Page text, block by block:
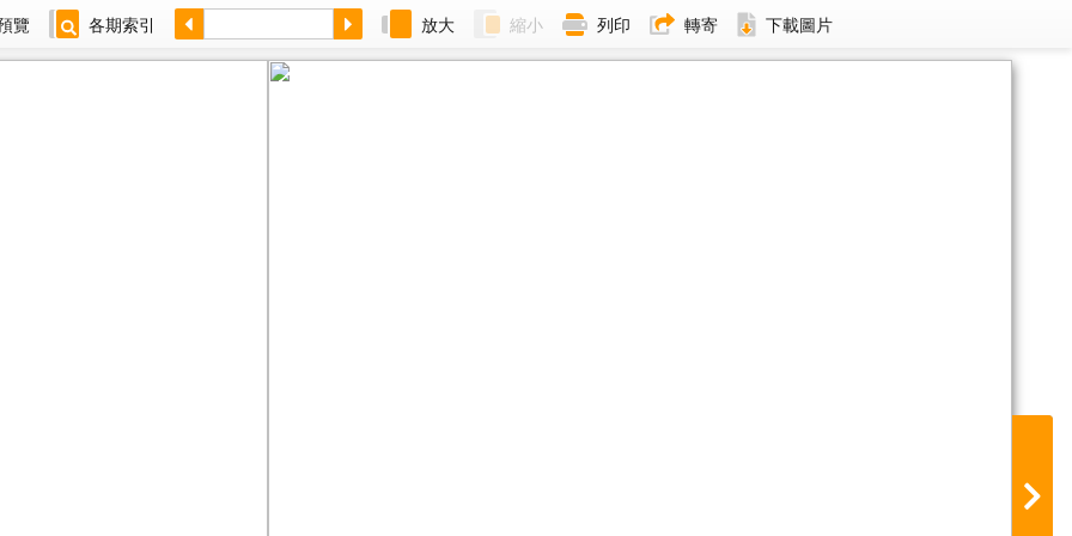
覽 各期索引 放大 縮小 列印 轉寄 下載圖片